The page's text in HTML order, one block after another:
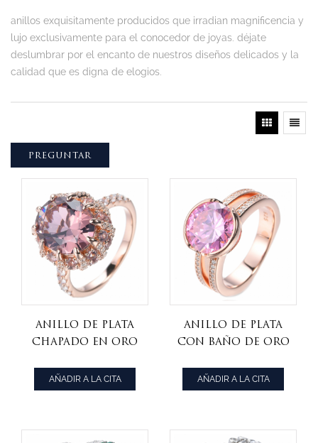
anillos exquisitamente producidos que irradian magnificencia y
lujo exclusivamente para el conocedor de joyas. déjate
deslumbrar por el encanto de nuestros diseños delicados y la
calidad que es digna de elogios.
PREGUNTAR
Anillo de plata
chapado en oro
morganita rosa
creada en
circonita
AÑADIR A LA CITA
Anillo De Plata
Con Baño De Oro
Centro Redondo
De Circonitas
AÑADIR A LA CITA